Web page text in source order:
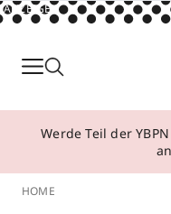
ANZEIGE
Parfum
Make-up
Werde Teil der
HOME